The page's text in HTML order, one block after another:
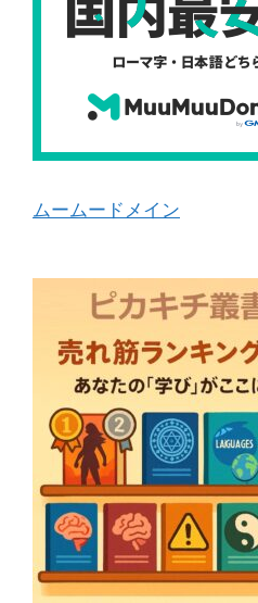
ムームードメイン